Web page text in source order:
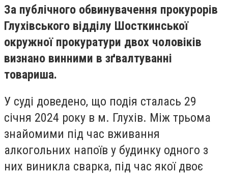
За публічного обвинувачення прокурорів
Глухівського відділу Шосткинської
окружної прокуратури двох чоловіків
визнано винними в зґвалтуванні
товариша.
У суді доведено, що подія сталась 29
січня 2024 року в м. Глухів. Між трьома
знайомими під час вживання
алкогольних напоїв у будинку одного з
них виникла сварка, під час якої двоє